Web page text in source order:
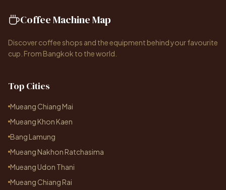
Coffee Machine Map
Discover coffee shops and the equipment behind your favourite
cup. From Bangkok to the world.
Top Cities
Mueang Chiang Mai
Mueang Khon Kaen
Bang Lamung
Mueang Nakhon Ratchasima
Mueang Udon Thani
Mueang Chiang Rai